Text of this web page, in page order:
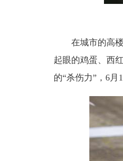
在城市的高楼
起眼的鸡蛋、西
的“杀伤力”，6月